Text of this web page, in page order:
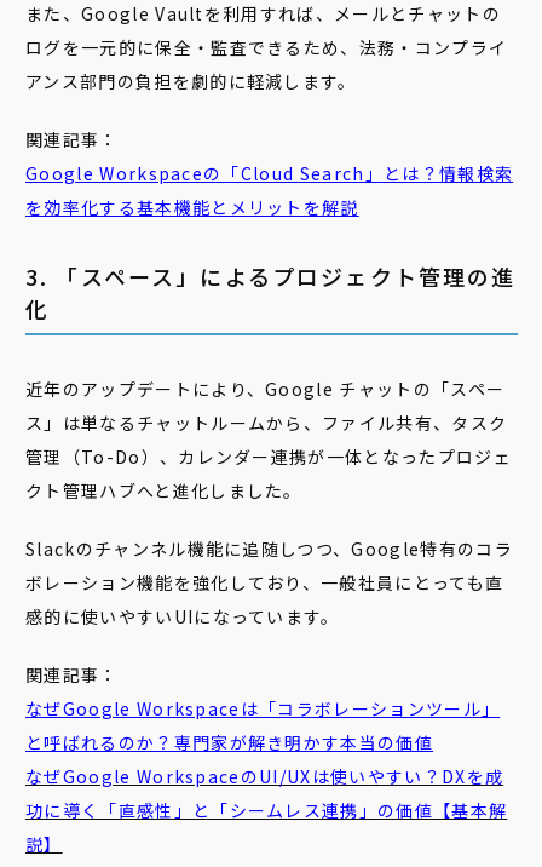
また、Google Vaultを利用すれば、メールとチャットの
ログを一元的に保全・監査できるため、法務・コンプライ
アンス部門の負担を劇的に軽減します。
関連記事：
Google Workspaceの「Cloud Search」とは？情報検索
を効率化する基本機能とメリットを解説
3. 「スペース」によるプロジェクト管理の進
化
近年のアップデートにより、Google チャットの「スペー
ス」は単なるチャットルームから、ファイル共有、タスク
管理（To-Do）、カレンダー連携が一体となったプロジェ
クト管理ハブへと進化しました。
Slackのチャンネル機能に追随しつつ、Google特有のコラ
ボレーション機能を強化しており、一般社員にとっても直
感的に使いやすいUIになっています。
関連記事：
なぜGoogle Workspaceは「コラボレーションツール」
と呼ばれるのか？専門家が解き明かす本当の価値
なぜGoogle WorkspaceのUI/UXは使いやすい？DXを成
功に導く「直感性」と「シームレス連携」の価値【基本解
説】